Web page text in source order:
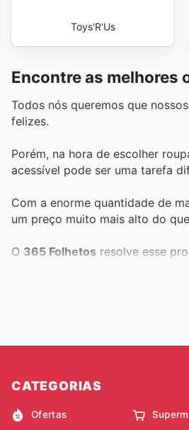
Toys'R'Us
Encontre as melhores
Todos nós queremos que
felizes.
Porém, na hora de escolher
acessível pode ser uma tarefa
Com a enorme quantidade de
um preço muito mais alto do
O 365 Folhetos resolve esse
compras sabendo que
que seus filhos tenham tudo o
Aproveite frete grátis,
CATEGORIAS
Ofertas